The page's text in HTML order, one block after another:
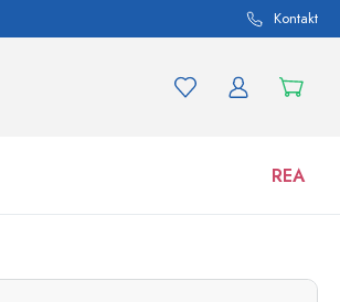
Kontakt
REA
Burkar